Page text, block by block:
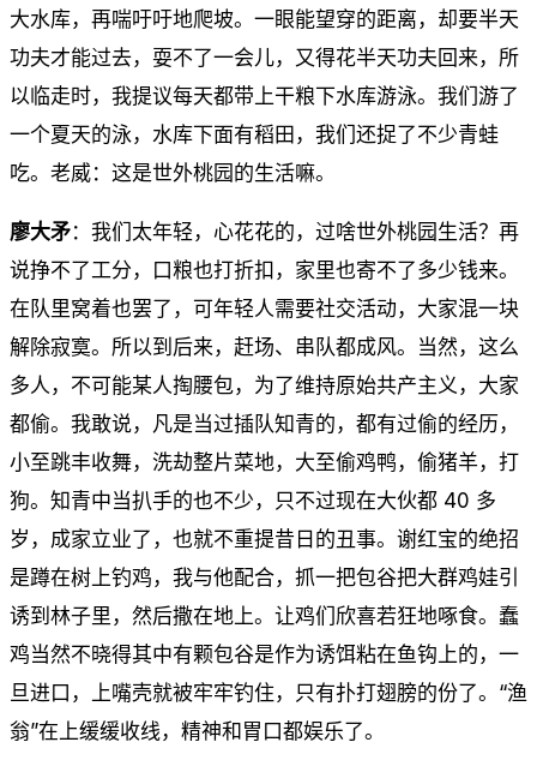
大水库，再喘吁吁地爬坡。一眼能望穿的距离，却要半天
功夫才能过去，耍不了一会儿，又得花半天功夫回来，所
以临走时，我提议每天都带上干粮下水库游泳。我们游了
一个夏天的泳，水库下面有稻田，我们还捉了不少青蛙
吃。老威：这是世外桃园的生活嘛。
廖大矛：我们太年轻，心花花的，过啥世外桃园生活？再
说挣不了工分，口粮也打折扣，家里也寄不了多少钱来。
在队里窝着也罢了，可年轻人需要社交活动，大家混一块
解除寂寞。所以到后来，赶场、串队都成风。当然，这么
多人，不可能某人掏腰包，为了维持原始共产主义，大家
都偷。我敢说，凡是当过插队知青的，都有过偷的经历，
小至跳丰收舞，洗劫整片菜地，大至偷鸡鸭，偷猪羊，打
狗。知青中当扒手的也不少，只不过现在大伙都 40 多
岁，成家立业了，也就不重提昔日的丑事。谢红宝的绝招
是蹲在树上钓鸡，我与他配合，抓一把包谷把大群鸡娃引
诱到林子里，然后撒在地上。让鸡们欣喜若狂地啄食。蠢
鸡当然不晓得其中有颗包谷是作为诱饵粘在鱼钩上的，一
旦进口，上嘴壳就被牢牢钓住，只有扑打翅膀的份了。“渔
翁”在上缓缓收线，精神和胃口都娱乐了。